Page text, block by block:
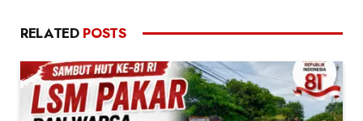
RELATED POSTS